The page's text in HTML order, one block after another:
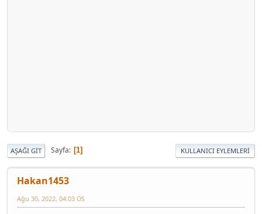
AŞAĞI GIT Sayfa 1 KULLANICI EYLEMLERI
Hakan1453
Ağu 30, 2022, 04:03 ÖS